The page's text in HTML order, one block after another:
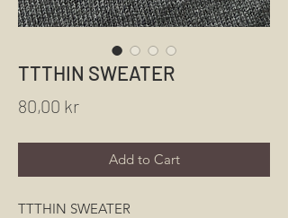
TTTHIN SWEATER
80,00 krPrice
Add to Cart
TTTHIN SWEATER